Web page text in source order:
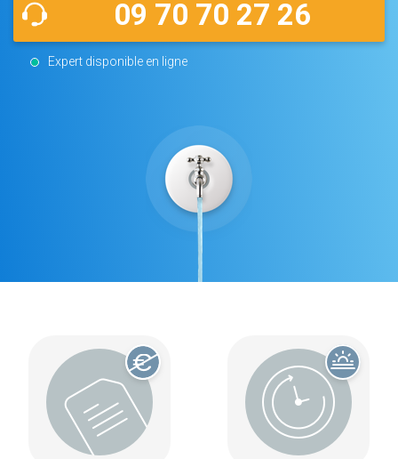
09 70 70 27 26
Expert disponible en ligne